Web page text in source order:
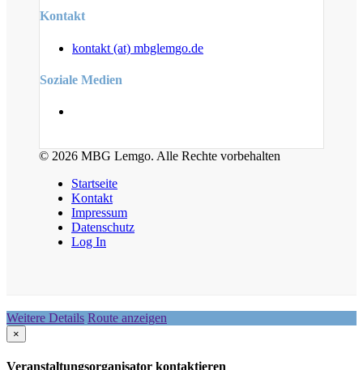
Kontakt
kontakt (at) mbglemgo.de
Soziale Medien
© 2026 MBG Lemgo. Alle Rechte vorbehalten
Startseite
Kontakt
Impressum
Datenschutz
Log In
Weitere Details Route anzeigen
×
Veranstaltungsorganisator kontaktieren